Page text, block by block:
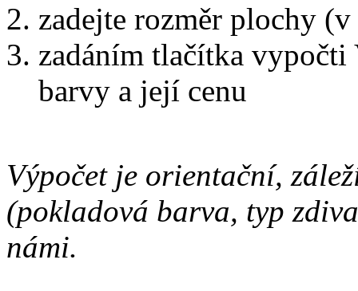
zadejte rozměr plochy (v
zadáním tlačítka vypočti
barvy a její cenu
Výpočet je orientační,
(pokladová barva, typ
námi.